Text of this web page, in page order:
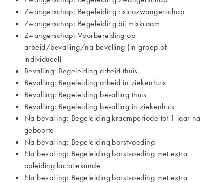
Zwangerschap: Begeleiding risicozwangerschap
Zwangerschap: Begeleiding bij miskraam
Zwangerschap: Voorbereiding op
arbeid/bevalling/na bevalling (in groep of
individueel)
Bevalling: Begeleiding arbeid thuis
Bevalling: Begeleiding arbeid in ziekenhuis
Bevalling: Begeleiding bevalling thuis
Bevalling: Begeleiding bevalling in ziekenhuis
Na bevalling: Begeleiding kraamperiode tot 1 jaar na
geboorte
Na bevalling: Begeleiding borstvoeding
Na bevalling: Begeleiding borstvoeding met extra
opleiding lactatiekunde
Na bevalling: Begeleiding borstvoeding met extra